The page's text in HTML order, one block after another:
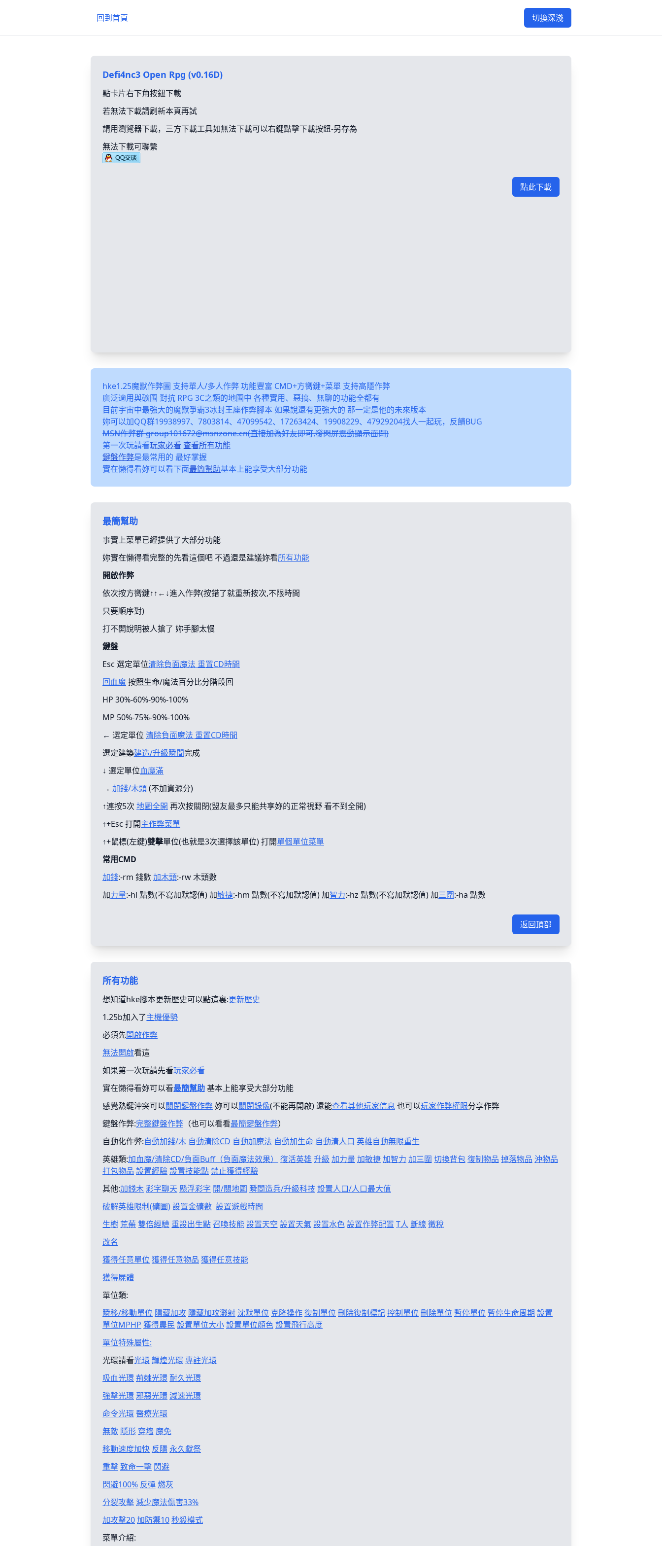
回到首頁 切換深淺
Defi4nc3 Open Rpg (v0.16D)
點卡片右下角按鈕下載
若無法下載請刷新本頁再試
請用瀏覽器下載，三方下載工具如無法下載可以右鍵點擊下載按鈕-另存為
無法下載可聯繫
點此下載
hke1.25魔獸作弊圖 支持單人/多人作弊 功能豐富 CMD+方嚮鍵+菜單 支持高隱作弊
廣泛適用與礦圖 對抗 RPG 3C之類的地圖中 各種實用、惡搞、無聊的功能全都有
目前宇宙中最強大的魔獸爭霸3冰封王座作弊腳本 如果說還有更強大的 那一定是他的未來版本
妳可以加QQ群19938997、7803814、47099542、17263424、19908229、47929204找人一起玩，反饋BUG
MSN作弊群 group101672@msnzone.cn(直接加為好友即可,發閃屏震動顯示面闆)
第一次玩請看玩家必看 查看所有功能
鍵盤作弊是最常用的 最好掌握
實在懶得看妳可以看下面最簡幫助基本上能享受大部分功能
最簡幫助
事實上菜單已經提供了大部分功能
妳實在懶得看完整的先看這個吧 不過還是建議妳看所有功能
開啟作弊
依次按方嚮鍵↑↑←↓進入作弊(按錯了就重新按次,不限時間
只要順序對)
打不開說明被人搶了 妳手腳太慢
鍵盤
Esc 選定單位清除負面魔法 重置CD時間
回血魔按照生命/魔法百分比分階段回
HP 30%-60%-90%-100%
MP 50%-75%-90%-100%
← 選定單位 清除負面魔法 重置CD時間
選定建築建造/升級瞬間完成
↓ 選定單位血魔滿
→ 加錢/木頭(不加資源分)
↑連按5次 地圖全開 再次按關閉(盟友最多只能共享妳的正常視野 看不到全開)
↑+Esc 打開主作弊菜單
↑+鼠標(左鍵)雙擊單位(也就是3次選擇該單位) 打開單個單位菜單
常用CMD
加錢:-rm 錢數加木頭:-rw 木頭數
加力量:-hl 點數(不寫加默認值) 加敏捷:-hm 點數(不寫加默認值) 加智力:-hz 點數(不寫加默認值) 加三圍:-ha 點數
返回頂部
所有功能
想知道hke腳本更新歴史可以點這裏:更新歴史
1.25b加入了主機優勢
必須先開啟作弊
無法開啟看這
如果第一次玩請先看玩家必看
實在懶得看妳可以看最簡幫助基本上能享受大部分功能
感覺熱鍵沖突可以關閉鍵盤作弊妳可以關閉錄像(不能再開啟) 還能查看其他玩家信息 也可以玩家作弊權限分享作弊
鍵盤作弊:完整鍵盤作弊 （也可以看看最簡鍵盤作弊）
自動化作弊:自動加錢/木 自動清除CD 自動加魔法 自動加生命 自動清人口 英雄自動無限重生
英雄類:加血魔/清除CD/負面Buff（負面魔法效果） 復活英雄 升級 加力量 加敏捷加智力 加三圍 切換背包復制物品 掉落物品 沖物品
打包物品 設置經驗設置技能點禁止獲得經驗
其他:加錢木彩字聊天 懸浮彩字 開/關地圖 瞬間造兵/升級科技 設置人口/人口最大值
破解英雄限制(礦圖)設置金礦數 設置遊戲時間
生樹 荒蕪雙倍經驗 重設出生點召喚技能設置天空 設置天氣設置水色設置作弊配置 T人 斷線 徵稅
改名
獲得任意單位 獲得任意物品 獲得任意技能
獲得屍體
單位類:
瞬移/移動單位 隱藏加攻 隱藏加攻濺射 沈默單位 克隆操作復制單位 刪除復制標記控制單位 刪除單位 暫停單位 暫停生命周期 設置
單位MPHP 獲得農民 設置單位大小設置單位顏色設置飛行高度
單位特殊屬性:
光環請看光環輝煌光環專註光環
吸血光環荊棘光環耐久光環
強擊光環邪惡光環減速光環
命令光環醫療光環
無敵 隱形 穿墻 魔免
移動速度加快 反隱 永久獻祭
重擊致命一擊 閃避
閃避100% 反彈燃灰
分裂攻擊減少魔法傷害33%
加攻擊20加防禦10秒殺模式
菜單介紹: